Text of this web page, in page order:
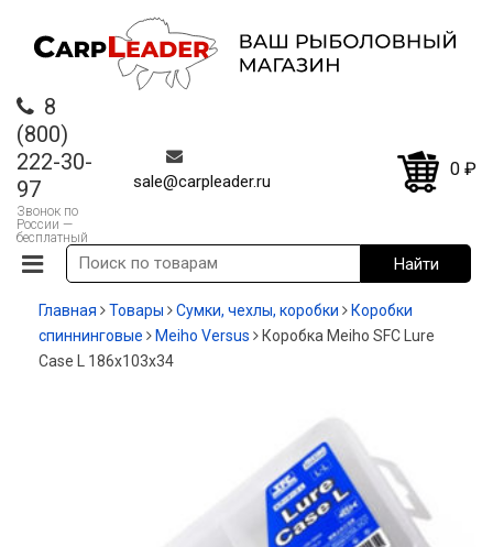
8
(800)
222-30-
97
Звонок по
России —
бесплатный
sale@carpleader.ru
0 ₽
Главная Товары Сумки, чехлы, коробки
Коробки
спиннинговые
Meiho Versus
Коробка Meiho SFC Lure
Case L 186х103х34